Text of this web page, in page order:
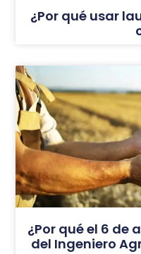
¿Por qué usar
¿Por qué el 6 de
del Ingeniero